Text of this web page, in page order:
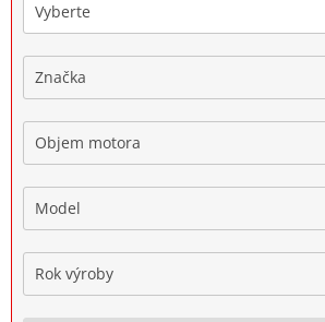
Vyberte
Značka
Objem motora
Model
Rok výroby